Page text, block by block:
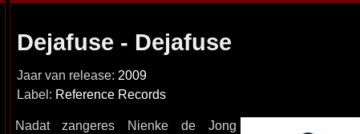
Dejafuse - Dejafuse
Jaar van release: 2009
Label: Reference Records
Nadat zangeres Nienke de Jong